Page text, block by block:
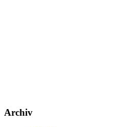
Archiv